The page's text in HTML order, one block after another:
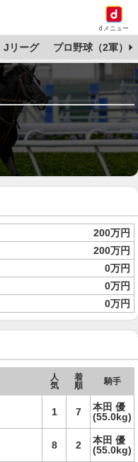
dメニュー
Jリーグ プロ野球（2軍）
200万円
200万円
0万円
0万円
0万円
人
気
着
順
騎手
1 7
本田 優
(55.0kg)
8 2
本田 優
(55.0kg)